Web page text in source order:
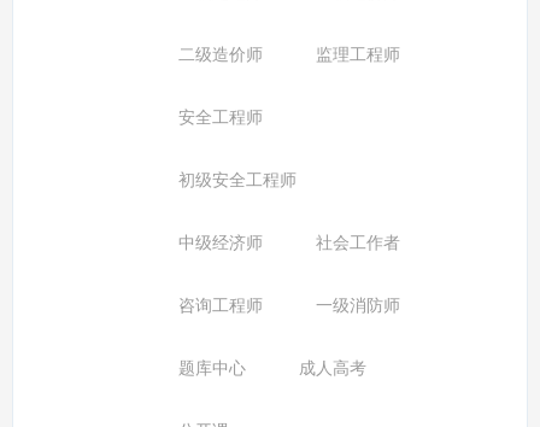
二级造价师 监理工程师
安全工程师
初级安全工程师
中级经济师 社会工作者
咨询工程师 一级消防师
题库中心 成人高考